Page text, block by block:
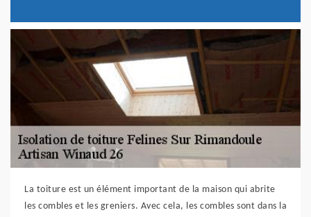
La toiture est un élément important de la maison qui abrite
les combles et les greniers. Avec cela, les combles sont dans la